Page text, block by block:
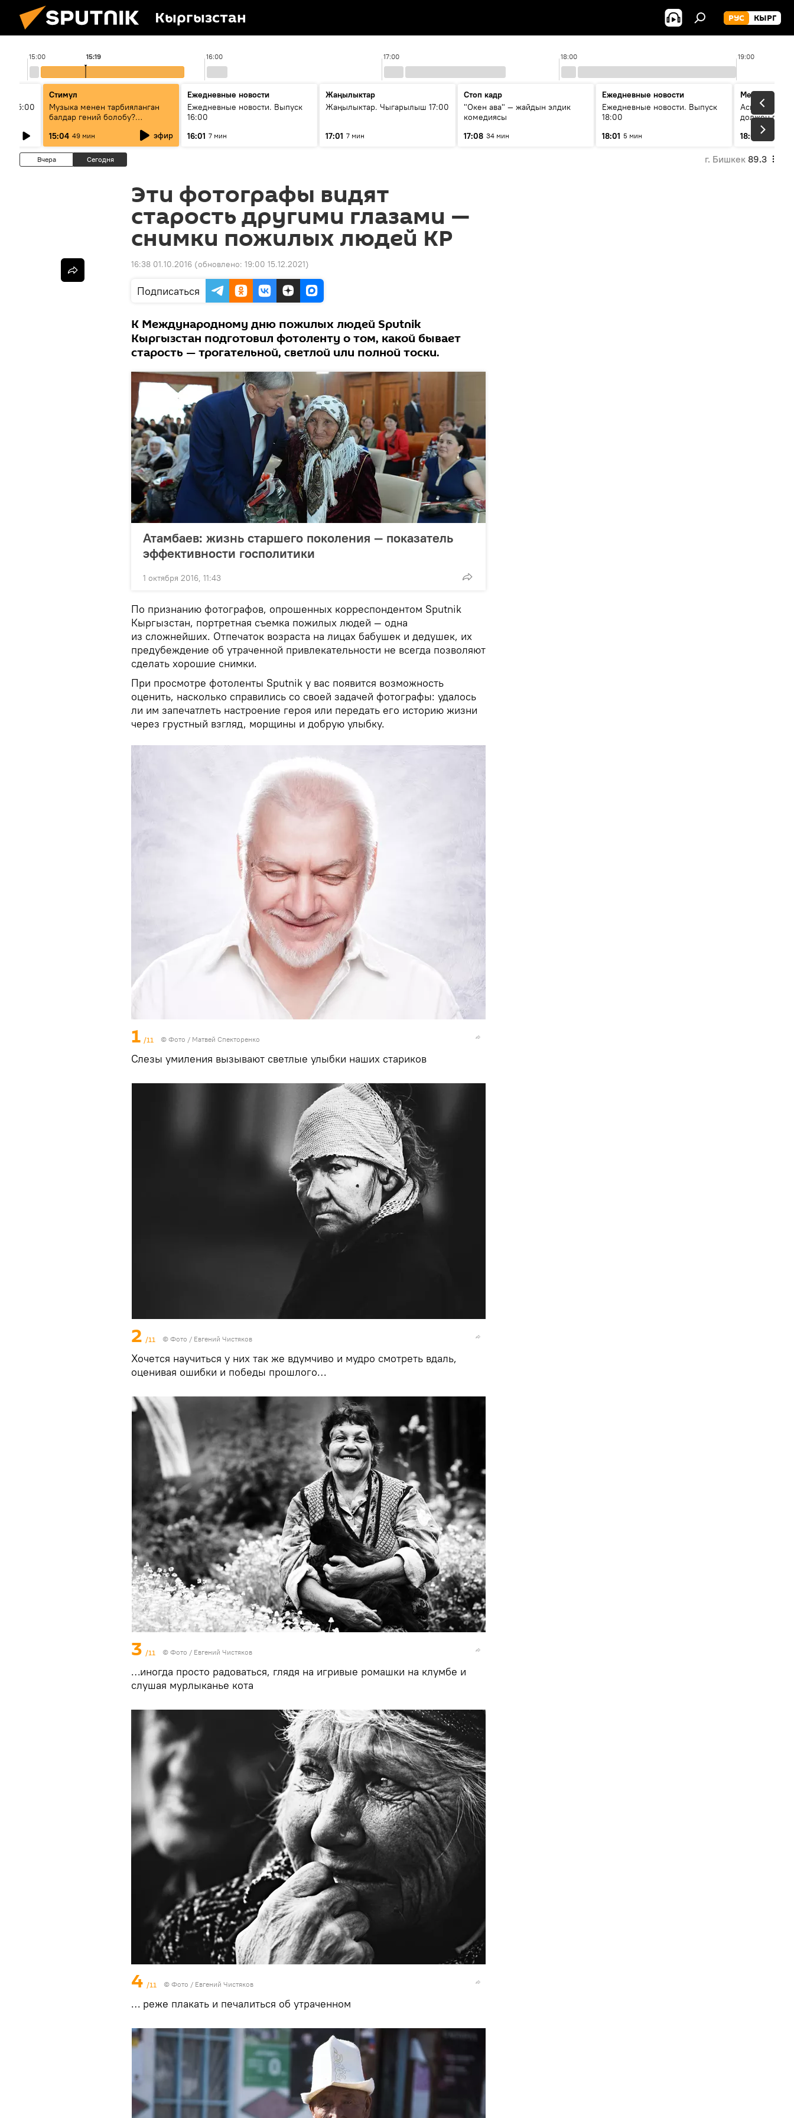
Кыргызстан РУС КЫРГ
15:00 16:00 17:00 18:00 19:00
15:19
15:00
Стимул
Музыка менен тарбияланган
балдар гений болобу?
Кыргыздын жашоосунда
музыканын орду
15:04 49 мин эфир
Ежедневные новости
Ежедневные новости. Выпуск
16:00
16:01 7 мин
Жаңылыктар
Жаңылыктар. Чыгарылыш 17:00
17:01 7 мин
Стоп кадр
"Окен ава" — жайдын элдик
комедиясы
17:08 34 мин
Ежедневные новости
Ежедневные новости. Выпуск
18:00
18:01 5 мин
Меняющие
Аскар
должен
18:06
Вчера Сегодня г. Бишкек 89.3
Эти фотографы видят
старость другими глазами —
снимки пожилых людей КР
16:38 01.10.2016 (обновлено: 19:00 15.12.2021)
Подписаться
К Международному дню пожилых людей Sputnik
Кыргызстан подготовил фотоленту о том, какой бывает
старость — трогательной, светлой или полной тоски.
Атамбаев: жизнь старшего поколения — показатель
эффективности госполитики
1 октября 2016, 11:43
По признанию фотографов, опрошенных корреспондентом Sputnik
Кыргызстан, портретная съемка пожилых людей — одна
из сложнейших. Отпечаток возраста на лицах бабушек и дедушек, их
предубеждение об утраченной привлекательности не всегда позволяют
сделать хорошие снимки.
При просмотре фотоленты Sputnik у вас появится возможность
оценить, насколько справились со своей задачей фотографы: удалось
ли им запечатлеть настроение героя или передать его историю жизни
через грустный взгляд, морщины и добрую улыбку.
1 /11 © Фото / Матвей Спекторенко
Слезы умиления вызывают светлые улыбки наших стариков
2 /11 © Фото / Евгений Чистяков
Хочется научиться у них так же вдумчиво и мудро смотреть вдаль,
оценивая ошибки и победы прошлого…
3 /11 © Фото / Евгений Чистяков
…иногда просто радоваться, глядя на игривые ромашки на клумбе и
слушая мурлыканье кота
4 /11 © Фото / Евгений Чистяков
… реже плакать и печалиться об утраченном